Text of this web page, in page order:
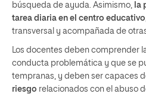
búsqueda de ayuda. Asimismo,
la
tarea diaria en el centro educativo
transversal y acompañada de
Los docentes deben comprender
conducta problemática y que se
tempranas, y deben ser capaces
riesgo relacionados con el abuso